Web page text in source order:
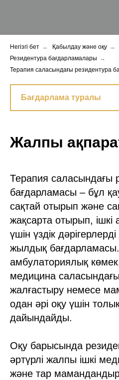
Негізгі бет → Қабылдау және оқу →
Резидентура бағдарламалары →
Терапия саласындағы резидентура
Жалпы
Терапия саласындағы
бағдарламасы – бұл
сақтай отырып және
жақсарта отырып, ішкі
үшін үздік
жылдық бағдарламасы.
амбулаториялық
медицина
жалғастыру немесе
одан әрі оқу үшін толық
дайындайды.
Оқу барысында
әртүрлі жалпы ішкі
және тар